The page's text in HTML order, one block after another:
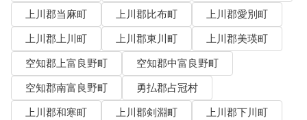
上川郡当麻町
上川郡比布町
上川郡愛別町
上川郡上川町
上川郡東川町
上川郡美瑛町
空知郡上富良野町
空知郡中富良野町
空知郡南富良野町
勇払郡占冠村
上川郡和寒町
上川郡剣淵町
上川郡下川町